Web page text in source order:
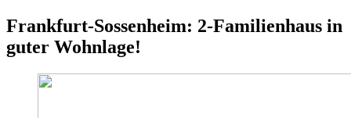
Frankfurt-Sossenheim: 2-Familienhaus in
guter Wohnlage!